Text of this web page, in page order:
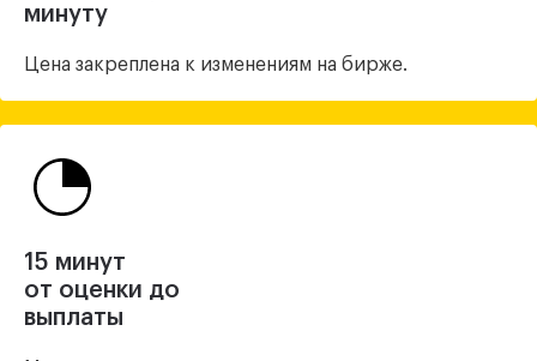
минуту
Цена закреплена к изменениям на бирже.
15 минут
от оценки до
выплаты